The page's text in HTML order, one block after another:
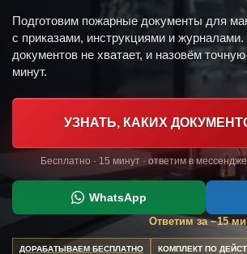
Подготовим пожарные документы для
с приказами, инструкциями и
документов не хватает, и назовём
минут.
УЗНАТЬ, КАКИХ
Бесплатно · 15 минут · ответим в
WhatsApp
Ответим за ~15
ДОРАБАТЫВАЕМ БЕСПЛАТНО КОМПЛЕКТ ПО